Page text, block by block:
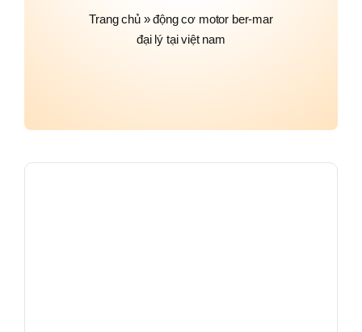
Trang chủ»động cơ motor ber-mar
đại lý tại việt nam